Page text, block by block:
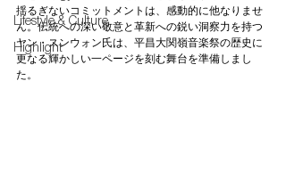
Lifestyle & Culture
Highlight
揺るぎないコミットメントは、感動的に他なりませ
ん。伝統への深い敬意と革新への鋭い洞察力を持つ
ヤン・スンウォン氏は、平昌大関嶺音楽祭の歴史に
更なる輝かしい一ページを刻む舞台を準備しまし
た。